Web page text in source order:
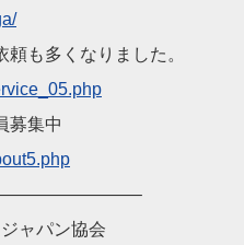
も多くなりました。
募集中
—–
ジャパン協会